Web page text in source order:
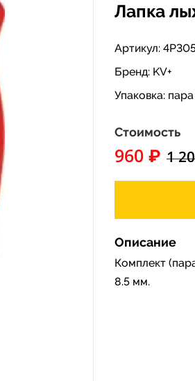
Лапка
Артикул:
Бренд: KV+
Упаковка: пара
Стоимость
960 ₽ 1
Описание
Комплект
8.5 мм.